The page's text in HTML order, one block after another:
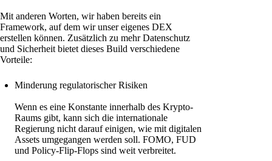
Mit anderen Worten, wir haben bereits ein
Framework, auf dem wir unser eigenes DEX
erstellen können. Zusätzlich zu mehr Datenschutz
und Sicherheit bietet dieses Build verschiedene
Vorteile:
Minderung regulatorischer Risiken
Wenn es eine Konstante innerhalb des Krypto-
Raums gibt, kann sich die internationale
Regierung nicht darauf einigen, wie mit digitalen
Assets umgegangen werden soll. FOMO, FUD
und Policy-Flip-Flops sind weit verbreitet.